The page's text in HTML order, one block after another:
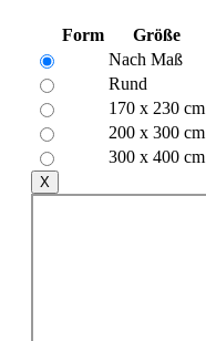
Form Größe
Nach Maß
Rund
170 x 230 cm
200 x 300 cm
300 x 400 cm
X